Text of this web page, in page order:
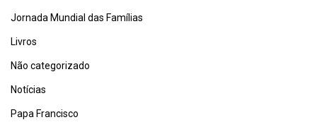
Jornada Mundial das Famílias
Livros
Não categorizado
Notícias
Papa Francisco